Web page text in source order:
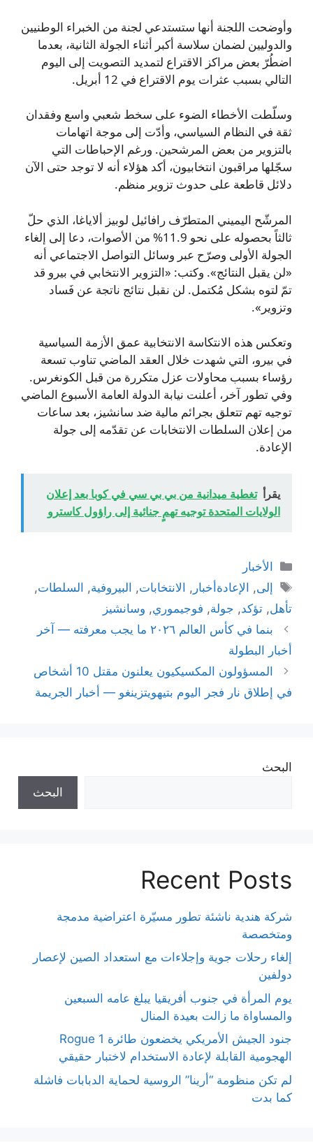
وأوضحت اللجنة أنها ستستدعي لجنة من الخبراء الوطنيين
والدوليين لضمان سلاسة أكبر أثناء الجولة الثانية، بعدما
اضطُرّ بعض مراكز الاقتراع لتمديد التصويت إلى اليوم
التالي بسبب عثرات يوم الاقتراع في 12 أبريل.
وسلّطت الأخطاء الضوء على سخط شعبي واسع وفقدان
ثقة في النظام السياسي، وأدّت إلى موجة اتهامات
بالتزوير من بعض المرشحين. ورغم الإحباطات التي
سجّلها مراقبون انتخابيون، أكد هؤلاء أنه لا توجد حتى الآن
دلائل قاطعة على حدوث تزوير منظم.
المرشّح اليميني المتطرّف رافائيل لوبيز ألاياغا، الذي حلّ
ثالثاً بحصوله على نحو 11.9% من الأصوات، دعا إلى إلغاء
الجولة الأولى وصرّح عبر وسائل التواصل الاجتماعي أنه
«لن يقبل النتائج». وكتب: «التزوير الانتخابي في بيرو قد
تمّ لتوه بشكل مُكتمل. لن نقبل نتائج ناتجة عن فَساد
وتزوير».
وتعكس هذه الانتكاسة الانتخابية عمق الأزمة السياسية
في بيرو، التي شهدت خلال العقد الماضي تناوب تسعة
رؤساء بسبب محاولات عزل متكررة من قبل الكونغرس.
وفي تطور آخر، أعلنت نيابة الدولة العامة الأسبوع الماضي
توجيه تهم تتعلق بجرائم مالية ضد سانشيز، بعد ساعات
من إعلان السلطات الانتخابات عن تقدّمه إلى جولة
الإعادة.
يقرأ تغطية ميدانية من بي بي سي في كوبا بعد إعلان
الولايات المتحدة توجيه تهمٍ جنائية إلى راؤول كاسترو
التصنيفات
الأخبار
الوسوم
إلى, الإعادةأخبار , الانتخابات, البيروفية, السلطات,
تأهل, تؤكد, جولة, فوجيموري, وسانشيز
بنما في كأس العالم ٢٠٢٦ ما يجب معرفته — آخر
أخبار البطولة
المسؤولون المكسيكيون يعلنون مقتل 10 أشخاص
في إطلاق نار فجر اليوم بتيهويتزينغو — أخبار الجريمة
البحث
البحث
Recent Posts
شركة هندية ناشئة تطور مسيّرة اعتراضية مدمجة
ومتخصصة
إلغاء رحلات جوية وإجلاءات مع استعداد الصين لإعصار
دولفين
يوم المرأة في جنوب أفريقيا يبلغ عامه السبعين
والمساواة ما زالت بعيدة المنال
جنود الجيش الأمريكي يخضعون طائرة Rogue 1
الهجومية القابلة لإعادة الاستخدام لاختبار حقيقي
لم تكن منظومة “أرينا” الروسية لحماية الدبابات فاشلة
كما بدت